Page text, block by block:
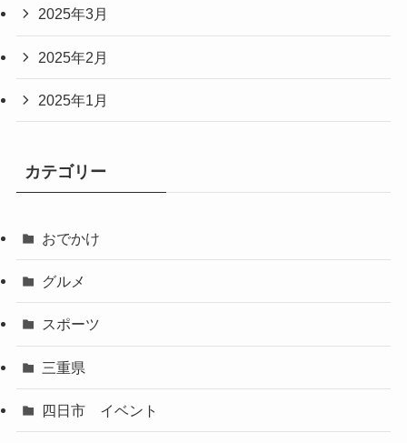
2025年3月
2025年2月
2025年1月
カテゴリー
おでかけ
グルメ
スポーツ
三重県
四日市 イベント